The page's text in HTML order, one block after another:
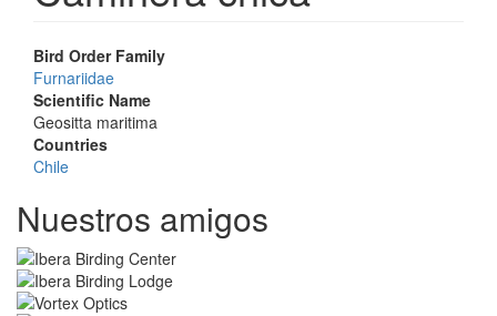
Bird Order Family
Furnariidae
Scientific Name
Geositta maritima
Countries
Chile
Nuestros amigos